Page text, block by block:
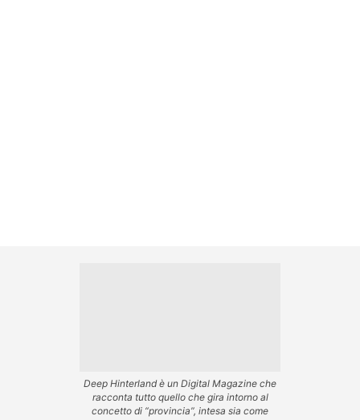
Deep Hinterland è un Digital Magazine che
racconta tutto quello che gira intorno al
concetto di “provincia”, intesa sia come